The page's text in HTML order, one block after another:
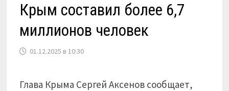
Крым составил более 6,7
миллионов человек
01.12.2025 в 10:30
Глава Крыма Сергей Аксенов сообщает,